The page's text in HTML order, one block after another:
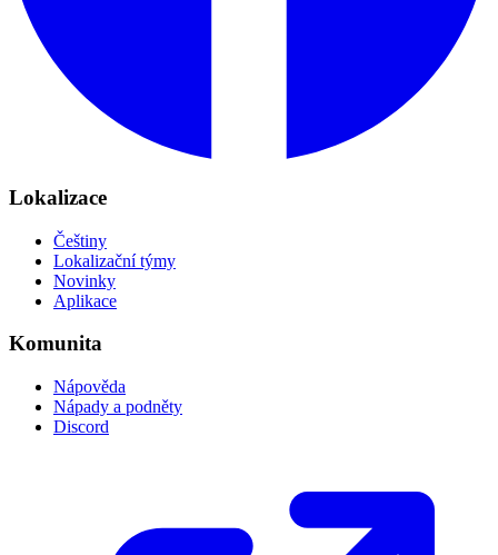
Lokalizace
Češtiny
Lokalizační týmy
Novinky
Aplikace
Komunita
Nápověda
Nápady a podněty
Discord